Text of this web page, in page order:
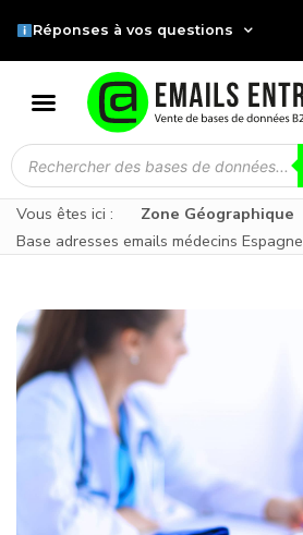
Réponses à vos questions
Vous êtes ici : Zone Géographique
Base adresses emails médecins Espagne